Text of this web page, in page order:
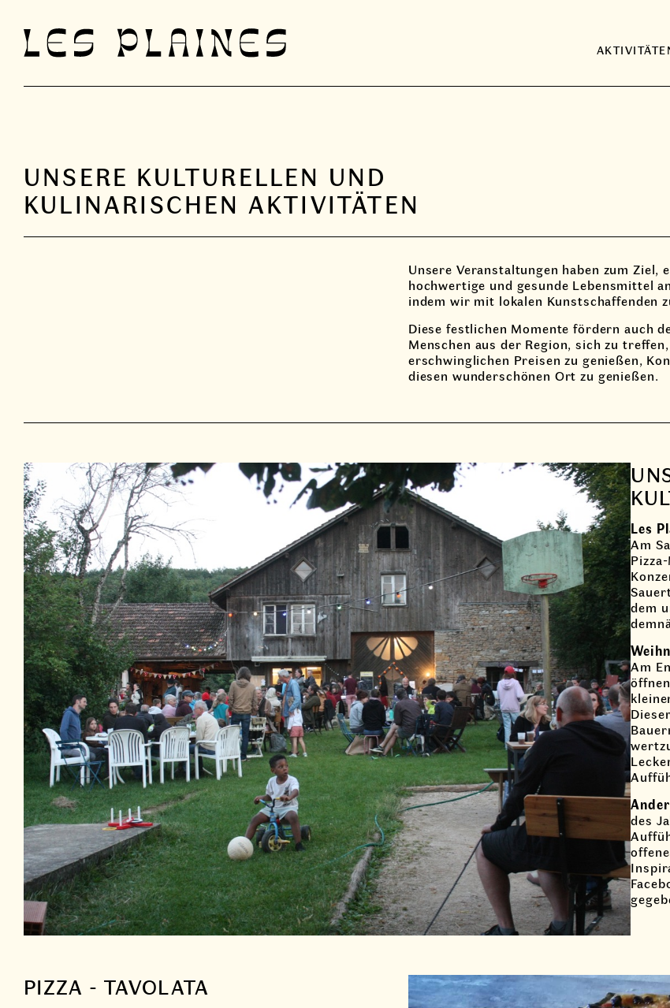
contenu
UNSERE KULTURELLEN UND
KULINARISCHEN AKTIVITÄTEN
Unsere Veranstaltungen haben zum
hochwertige und gesunde Lebensmittel
indem wir mit lokalen Kunstschaffenden
Diese festlichen Momente fördern auch
Menschen aus der Region, sich zu
erschwinglichen Preisen zu genießen,
diesen wunderschönen Ort zu genießen.
Les
Am
dem
Am
des
PIZZA - TAVOLATA